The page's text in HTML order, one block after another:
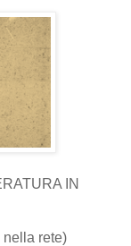
IN
rete)